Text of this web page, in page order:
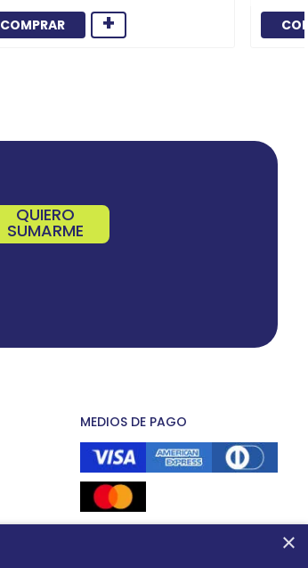
MARCO ROJO VERDE
COMPRAR +
QUIERO
SUMARME
MEDIOS DE PAGO
×